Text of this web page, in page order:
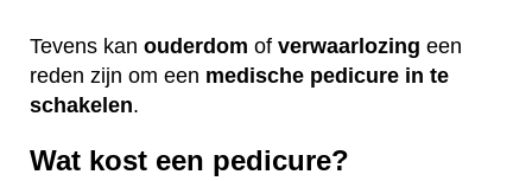
Tevens kan ouderdom of verwaarlozing een
reden zijn om een medische pedicure in te
schakelen.
Wat kost een pedicure?